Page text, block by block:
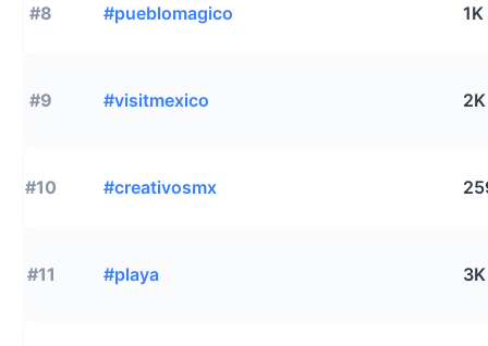
#8 #pueblomagico 1K
#9 #visitmexico 2K
#10 #creativosmx
#11 #playa 3K